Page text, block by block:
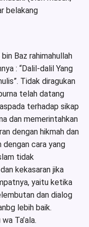
belakang
Baz rahimahullah
: “Dalil-dalil Yang
Tidak diragukan
telah datang
terhadap sikap
dan memerintahkan
dengan hikmah dan
cara yang
tidak
kekasaran jika
yaitu ketika
dan dialog
lebih baik.
Ta’ala.